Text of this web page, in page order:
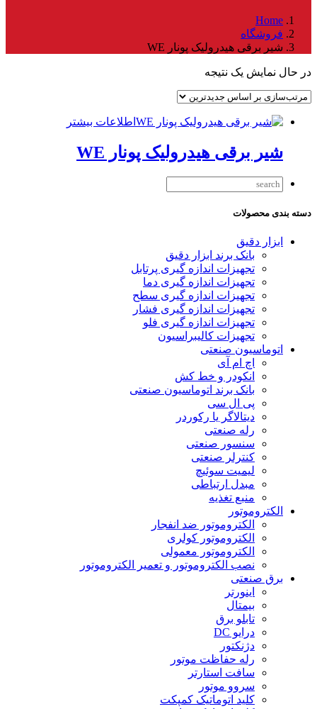
Home
فروشگاه
شیر برقی هیدرولیک پونار WE
در حال نمایش یک نتیجه
اطلاعات بیشتر
شیر برقی هیدرولیک پونار WE
دسته بندی محصولات
ابزار دقیق
بانک برند ابزار دقیق
تجهیزات اندازه گیری پرتابل
تجهیزات اندازه گیری دما
تجهیزات اندازه گیری سطح
تجهیزات اندازه گیری فشار
تجهیزات اندازه گیری فلو
تجهیزات کالیبراسیون
اتوماسیون صنعتی
اچ ام آی
انکودر و خط کش
بانک برند اتوماسیون صنعتی
پی ال سی
دیتالاگر یا رکوردر
رله صنعتی
سنسور صنعتی
کنترلر صنعتی
لیمیت سوئیچ
مبدل ارتباطی
منبع تغذیه
الکتروموتور
الکتروموتور ضد انفجار
الکتروموتور کولری
الکتروموتور معمولی
نصب الکتروموتور و تعمیر الکتروموتور
برق صنعتی
اینورتر
بیمتال
تابلو برق
درایو DC
دژنکتور
رله حفاظت موتور
سافت استارتر
سروو موتور
کلید اتوماتیک کمپکت